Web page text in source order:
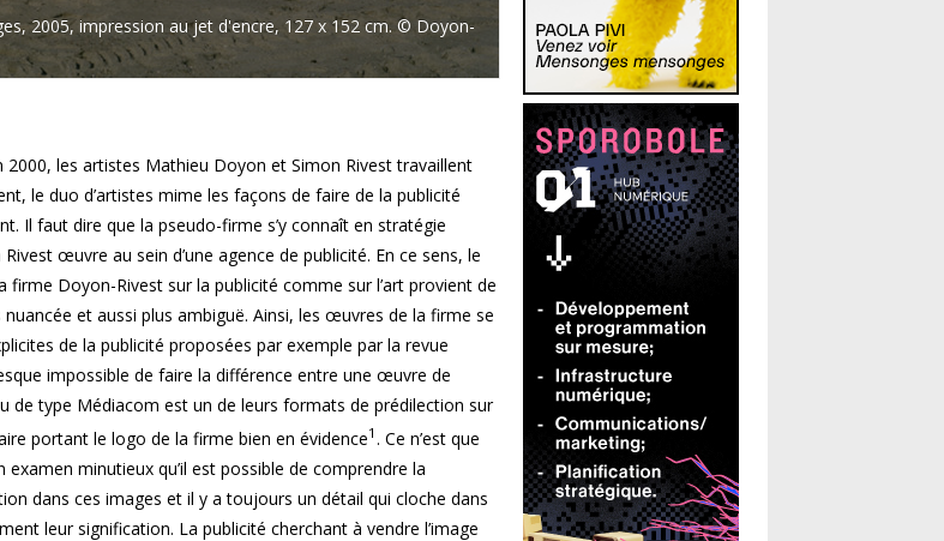
2005, impression au jet d'encre, 127 x 152 cm. © Doyon-
les artistes Mathieu Doyon et Simon Rivest travaillent
le duo d’artistes mime les façons de faire de la publicité
Il faut dire que la pseudo-firme s’y connaît en stratégie
œuvre au sein d’une agence de publicité. En ce sens, le
Doyon-Rivest sur la publicité comme sur l’art provient de
et aussi plus ambiguë. Ainsi, les œuvres de la firme se
de la publicité proposées par exemple par la revue
impossible de faire la différence entre une œuvre de
de type Médiacom est un de leurs formats de prédilection sur
portant le logo de la firme bien en évidence1 . Ce n’est que
minutieux qu’il est possible de comprendre la
dans ces images et il y a toujours un détail qui cloche dans
leur signification. La publicité cherchant à vendre l’image